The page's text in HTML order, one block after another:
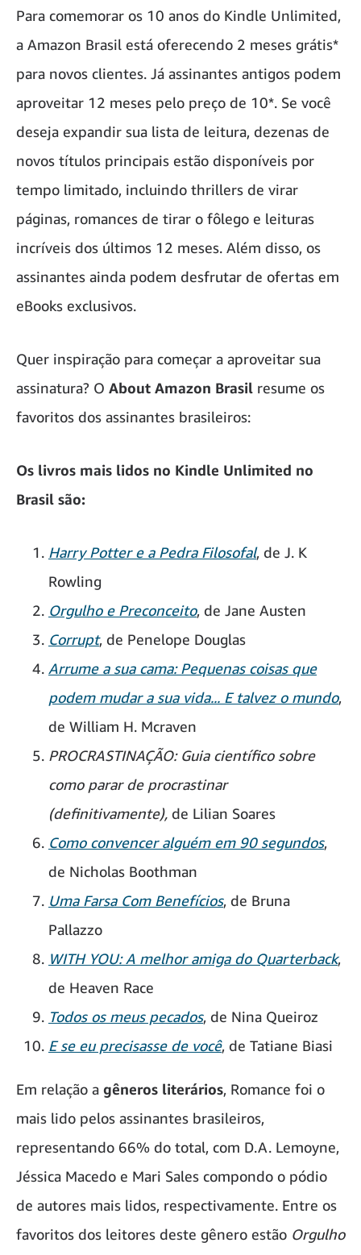
Para comemorar os 10 anos do Kindle Unlimited,
a Amazon Brasil está oferecendo 2 meses grátis*
para novos clientes. Já assinantes antigos podem
aproveitar 12 meses pelo preço de 10*. Se você
deseja expandir sua lista de leitura, dezenas de
novos títulos principais estão disponíveis por
tempo limitado, incluindo thrillers de virar
páginas, romances de tirar o fôlego e leituras
incríveis dos últimos 12 meses. Além disso, os
assinantes ainda podem desfrutar de ofertas em
eBooks exclusivos.
Quer inspiração para começar a aproveitar sua
assinatura? O About Amazon Brasil resume os
favoritos dos assinantes brasileiros:
Os livros mais lidos no Kindle Unlimited no
Brasil são:
Harry Potter e a Pedra Filosofal, de J. K
Rowling
Orgulho e Preconceito, de Jane Austen
Corrupt, de Penelope Douglas
Arrume a sua cama: Pequenas coisas que
podem mudar a sua vida... E talvez o mundo,
de William H. Mcraven
PROCRASTINAÇÃO: Guia científico sobre
como parar de procrastinar
(definitivamente), de Lilian Soares
Como convencer alguém em 90 segundos,
de Nicholas Boothman
Uma Farsa Com Benefícios, de Bruna
Pallazzo
WITH YOU: A melhor amiga do Quarterback,
de Heaven Race
Todos os meus pecados, de Nina Queiroz
E se eu precisasse de você, de Tatiane Biasi
Em relação a gêneros literários, Romance foi o
mais lido pelos assinantes brasileiros,
representando 66% do total, com D.A. Lemoyne,
Jéssica Macedo e Mari Sales compondo o pódio
de autores mais lidos, respectivamente. Entre os
favoritos dos leitores deste gênero estão Orgulho